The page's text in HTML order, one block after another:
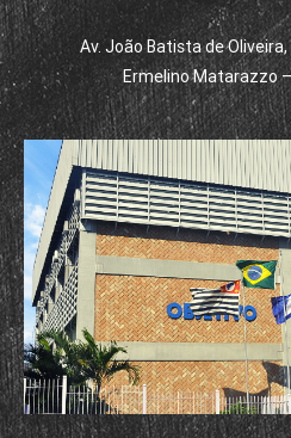
Av. João Batista de
Ermelino Matarazzo